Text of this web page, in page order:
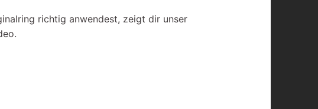
richtig anwendest, zeigt dir unser